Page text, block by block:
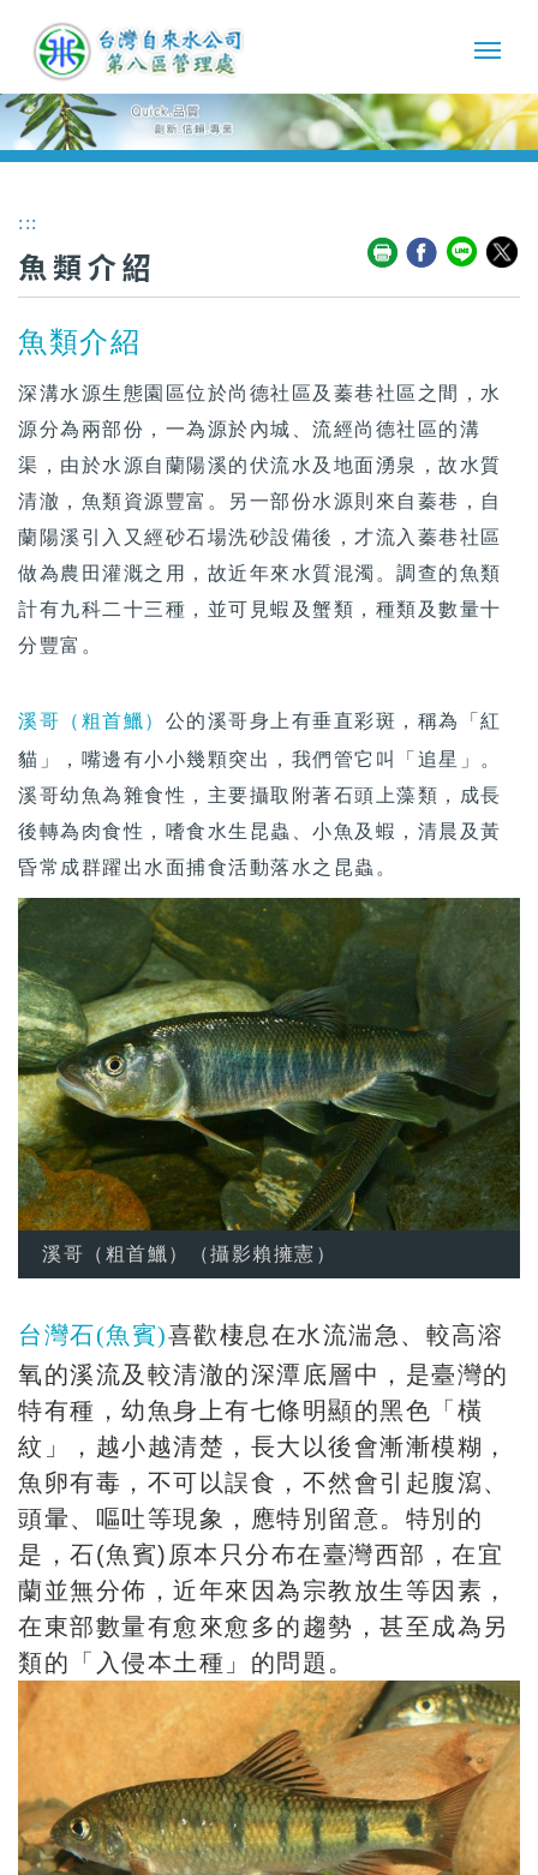
:::
魚類介紹
魚類介紹
深溝水源生態園區位於尚德社區及蓁巷社區之間，水
源分為兩部份，一為源於內城、流經尚德社區的溝
渠，由於水源自蘭陽溪的伏流水及地面湧泉，故水質
清澈，魚類資源豐富。另一部份水源則來自蓁巷，自
蘭陽溪引入又經砂石場洗砂設備後，才流入蓁巷社區
做為農田灌溉之用，故近年來水質混濁。調查的魚類
計有九科二十三種，並可見蝦及蟹類，種類及數量十
分豐富。
溪哥（粗首鱲） 公的溪哥身上有垂直彩斑，稱為「紅
貓」，嘴邊有小小幾顆突出，我們管它叫「追星」。
溪哥幼魚為雜食性，主要攝取附著石頭上藻類，成長
後轉為肉食性，嗜食水生昆蟲、小魚及蝦，清晨及黃
昏常成群躍出水面捕食活動落水之昆蟲。
溪哥（粗首鱲）（攝影賴擁憲）
台灣石(魚賓)喜歡棲息在水流湍急、較高溶
氧的溪流及較清澈的深潭底層中，是臺灣的
特有種，幼魚身上有七條明顯的黑色「橫
紋」，越小越清楚，長大以後會漸漸模糊，
魚卵有毒，不可以誤食，不然會引起腹瀉、
頭暈、嘔吐等現象，應特別留意。特別的
是，石(魚賓)原本只分布在臺灣西部，在宜
蘭並無分佈，近年來因為宗教放生等因素，
在東部數量有愈來愈多的趨勢，甚至成為另
類的「入侵本土種」的問題。